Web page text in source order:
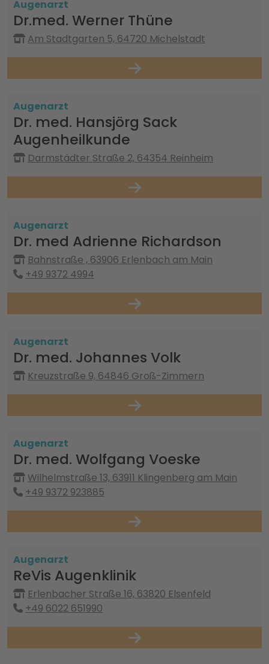
Augenarzt
Dr.med. Werner Thüne
Am Stadtgarten 5, 64720 Michelstadt
Augenarzt
Dr. med. Hansjörg Sack
Augenheilkunde
Darmstädter Straße 2, 64354 Reinheim
Augenarzt
Dr. med Adrienne Richardson
Bahnstraße , 63906 Erlenbach am Main
+49 9372 4994
Augenarzt
Dr. med. Johannes Volk
Kreuzstraße 9, 64846 Groß-Zimmern
Augenarzt
Dr. med. Wolfgang Voeske
Wilhelmstraße 13, 63911 Klingenberg am Main
+49 9372 923885
Augenarzt
ReVis Augenklinik
Erlenbacher Straße 16, 63820 Elsenfeld
+49 6022 651990